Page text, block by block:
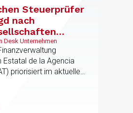
Steuerprüfer
nach
Konzerne. Die
der
Desk Unternehmen
Estatal de la Agencia
priorisiert im aktuellen
Gesellschaften